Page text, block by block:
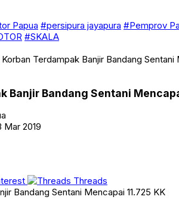
Papua #persipura jayapura #Pemprov
#SKALA
Terdampak Banjir Bandang Sentani
Banjir Bandang Sentani
2019
Threads